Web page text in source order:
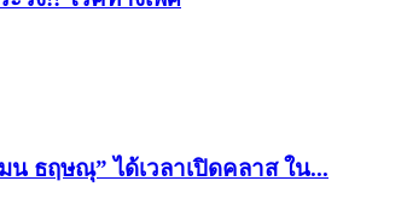
น ธฤษณุ” ได้เวลาเปิดคลาส ใน...